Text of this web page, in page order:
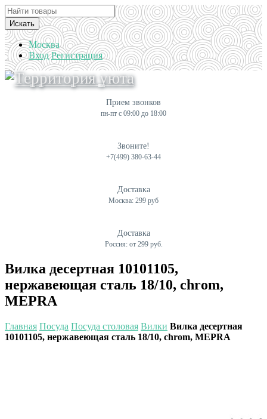
Искать
Москва
Вход Регистрация
Прием звонков
пн-пт с 09:00 до 18:00
Звоните!
+7(499) 380-63-44
Доставка
Москва: 299 руб
Доставка
Россия: от 299 руб.
Вилка десертная 10101105,
нержавеющая сталь 18/10, chrom,
MEPRA
Главная Посуда Посуда столовая Вилки Вилка десертная
10101105, нержавеющая сталь 18/10, chrom, MEPRA